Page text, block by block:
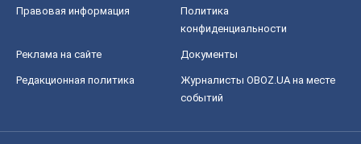
Правовая информация
Политика
конфиденциальности
Реклама на сайте Документы
Редакционная политика
Журналисты OBOZ.UA на месте
событий